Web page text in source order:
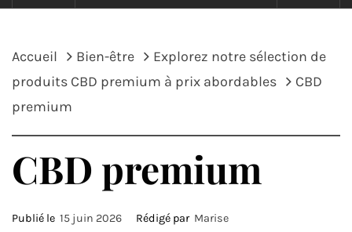
Accueil Bien-être
Explorez notre sélection de
produits CBD premium à prix abordables
CBD
premium
CBD premium
Publié le 15 juin 2026 Rédigé par Marise